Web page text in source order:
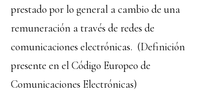
prestado por lo general a cambio de una
remuneración a través de redes de
comunicaciones electrónicas. (Definición
presente en el Código Europeo de
Comunicaciones Electrónicas)